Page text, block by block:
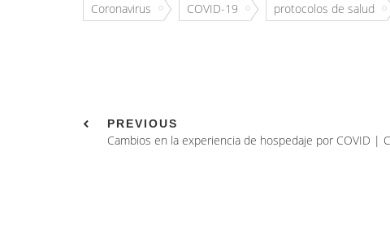
Coronavirus COVID-19 protocolos de salud
PREVIOUS
Cambios en la experiencia de hospedaje por COVID |